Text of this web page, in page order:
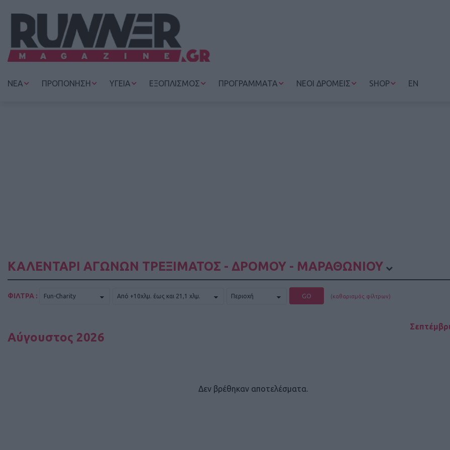
ΝΕΑ ΠΡΟΠΟΝΗΣΗ ΥΓΕΙΑ ΕΞΟΠΛΙΣΜΟΣ ΠΡΟΓΡΑΜΜΑΤΑ ΝΕΟΙ ΔΡΟΜΕΙΣ SHOP EN
ΚΑΛΕΝΤΑΡΙ ΑΓΩΝΩΝ ΤΡΕΞΙΜΑΤΟΣ - ΔΡΟΜΟΥ - ΜΑΡΑΘΩΝΙΟΥ
ΦΙΛΤΡΑ : GO (καθαρισμός φίλτρων)
Αύγουστος 2026
Δεν βρέθηκαν αποτελέσματα.